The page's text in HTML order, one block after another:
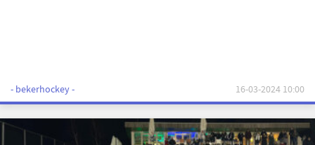
- bekerhockey - 16-03-2024 10:00